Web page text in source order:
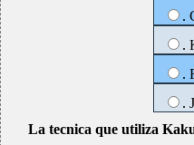
.
.
.
.
La tecnica que utiliza